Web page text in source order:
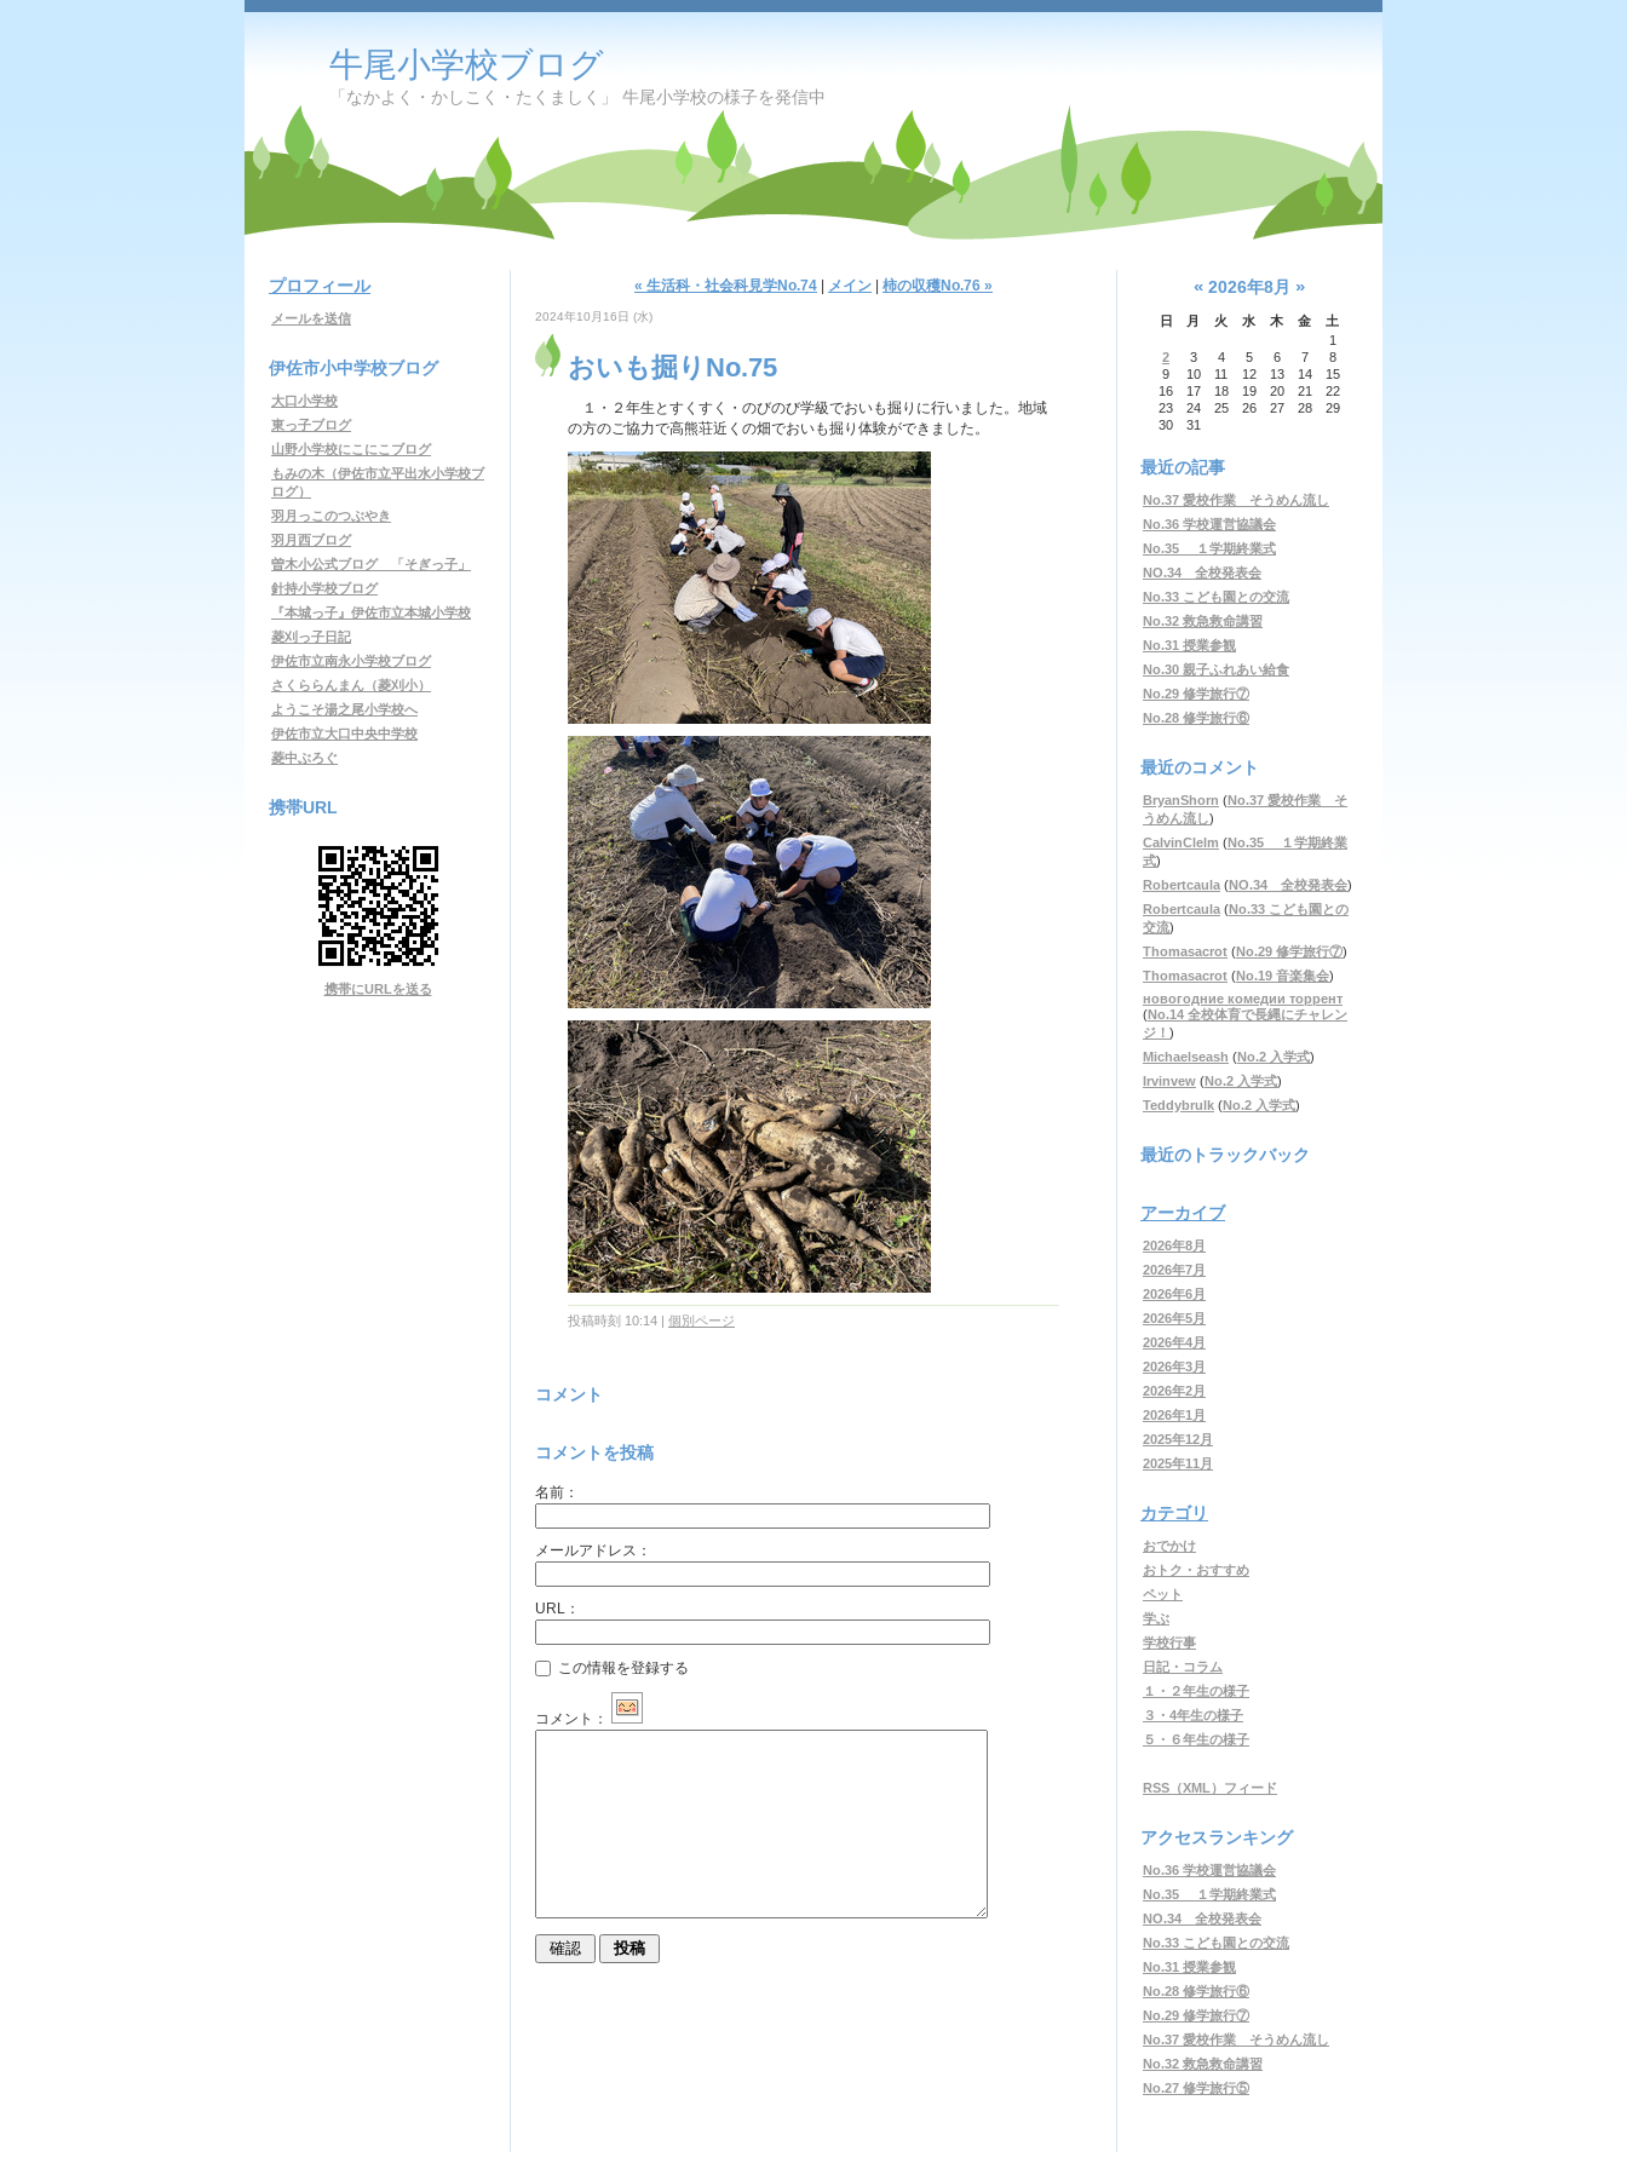
牛尾小学校ブログ
「なかよく・かしこく・たくましく」 牛尾小学校の様子を発信中
プロフィール
メールを送信
伊佐市小中学校ブログ
大口小学校
東っ子ブログ
山野小学校にこにこブログ
もみの木（伊佐市立平出水小学校ブ
ログ）
羽月っこのつぶやき
羽月西ブログ
曽木小公式ブログ 「そぎっ子」
針持小学校ブログ
『本城っ子』伊佐市立本城小学校
菱刈っ子日記
伊佐市立南永小学校ブログ
さくららんまん（菱刈小）
ようこそ湯之尾小学校へ
伊佐市立大口中央中学校
菱中ぶろぐ
携帯URL
携帯にURLを送る
« 生活科・社会科見学No.74 メイン 柿の収穫No.76 »
2024年10月16日 (水)
おいも掘りNo.75
１・２年生とすくすく・のびのび学級でおいも掘りに行いました。地域
の方のご協力で高熊荘近くの畑でおいも掘り体験ができました。
投稿時刻 10:14 | 個別ページ
コメント
コメントを投稿
名前：
メールアドレス：
URL：
この情報を登録する
コメント：
« 2026年8月 »
日 月 火 水 木 金
土
1
2
3 4 5 6 7
8
9
10 11 12 13 14
15
16
17 18 19 20 21
22
23
24 25 26 27 28
29
30
31
最近の記事
No.37 愛校作業 そうめん流し
No.36 学校運営協議会
No.35 １学期終業式
NO.34 全校発表会
No.33 こども園との交流
No.32 救急救命講習
No.31 授業参観
No.30 親子ふれあい給食
No.29 修学旅行⑦
No.28 修学旅行⑥
最近のコメント
BryanShorn (No.37 愛校作業 そ
うめん流し)
CalvinClelm (No.35 １学期終業
式)
Robertcaula (NO.34 全校発表会)
Robertcaula (No.33 こども園との
交流)
Thomasacrot (No.29 修学旅行⑦)
Thomasacrot (No.19 音楽集会)
новогодние комедии торрент
(No.14 全校体育で長縄にチャレン
ジ！ )
Michaelseash (No.2 入学式)
Irvinvew (No.2 入学式)
Teddybrulk (No.2 入学式)
最近のトラックバック
アーカイブ
2026年8月
2026年7月
2026年6月
2026年5月
2026年4月
2026年3月
2026年2月
2026年1月
2025年12月
2025年11月
カテゴリ
おでかけ
おトク・おすすめ
ペット
学ぶ
学校行事
日記・コラム
１・２年生の様子
３・4年生の様子
５・６年生の様子
RSS（XML）フィード
アクセスランキング
No.36 学校運営協議会
No.35 １学期終業式
NO.34 全校発表会
No.33 こども園との交流
No.31 授業参観
No.28 修学旅行⑥
No.29 修学旅行⑦
No.37 愛校作業 そうめん流し
No.32 救急救命講習
No.27 修学旅行⑤